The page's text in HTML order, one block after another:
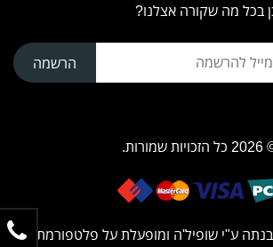
בכל מה שקורה אצלנו?
הרשמה
שמורות.
ע"י שופיל'ה ומופעלת על פלטפורמת